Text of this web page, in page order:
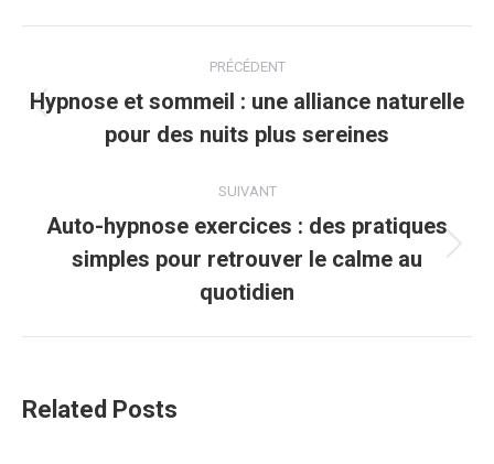
article
PRÉCÉDENT
Article
précédent
Hypnose et sommeil : une alliance naturelle
pour des nuits plus sereines
SUIVANT
Article
suivant
Auto-hypnose exercices : des pratiques
simples pour retrouver le calme au
quotidien
Related Posts